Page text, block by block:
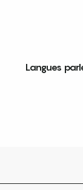
Langues
Langues